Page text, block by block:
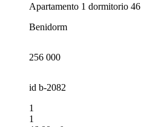
Apartamento 1 dormitorio
Benidorm
256 000
id b-2082
1
1
¡Gracias!
solicitud y le
responderemos en
La suscripción a las
Le
Deje sus datos de